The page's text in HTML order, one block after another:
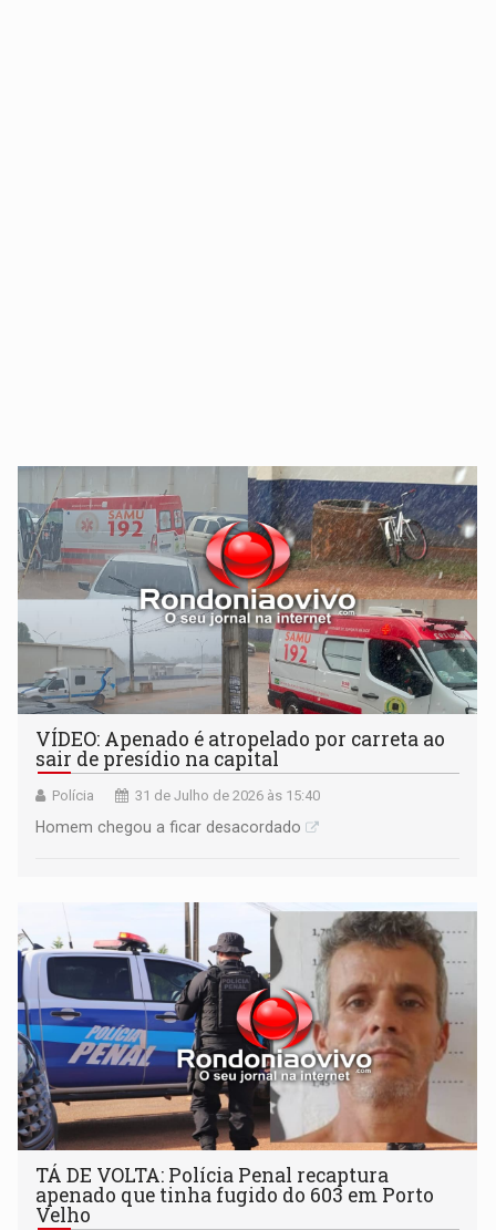
VÍDEO: Apenado é atropelado por carreta ao
sair de presídio na capital
Polícia 31 de Julho de 2026 às 15:40
Homem chegou a ficar desacordado
TÁ DE VOLTA: Polícia Penal recaptura
apenado que tinha fugido do 603 em Porto
Velho